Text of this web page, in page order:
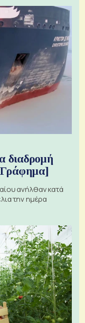
διαδρομή
ανήλθαν κατά
την ημέρα